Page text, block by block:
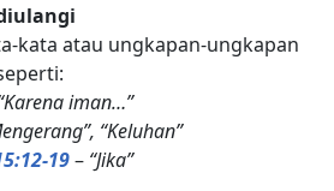
kata atau ungkapan-ungkapan
iman…”
“Keluhan”
19– “Jika”